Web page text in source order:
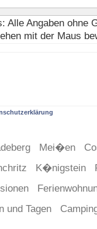
Alle Angaben ohne
mit der Maus
Mei�en
K�nigstein
und Tagen